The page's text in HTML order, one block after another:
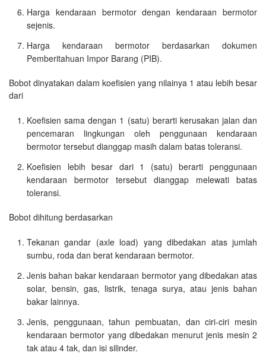
Harga kendaraan bermotor dengan kendaraan bermotor
sejenis.
Harga kendaraan bermotor berdasarkan dokumen
Pemberitahuan Impor Barang (PIB).
Bobot dinyatakan dalam koefisien yang nilainya 1 atau lebih besar
dari
Koefisien sama dengan 1 (satu) berarti kerusakan jalan dan
pencemaran lingkungan oleh penggunaan kendaraan
bermotor tersebut dianggap masih dalam batas toleransi.
Koefisien lebih besar dari 1 (satu) berarti penggunaan
kendaraan bermotor tersebut dianggap melewati batas
toleransi.
Bobot dihitung berdasarkan
Tekanan gandar (axle load) yang dibedakan atas jumlah
sumbu, roda dan berat kendaraan bermotor.
Jenis bahan bakar kendaraan bermotor yang dibedakan atas
solar, bensin, gas, listrik, tenaga surya, atau jenis bahan
bakar lainnya.
Jenis, penggunaan, tahun pembuatan, dan ciri-ciri mesin
kendaraan bermotor yang dibedakan menurut jenis mesin 2
tak atau 4 tak, dan isi silinder.